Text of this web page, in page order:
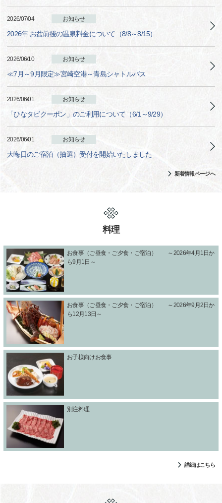
2026/07/04 お知らせ
2026年 お盆前後の温泉料金について（8/8～8/15）
2026/06/10 お知らせ
≪7月～9月限定≫宮崎空港～青島シャトルバス
2026/06/01 お知らせ
「ひなタビクーポン」のご利用について（6/1～9/29）
2026/06/01 お知らせ
大晦日のご宿泊（抽選）受付を開始いたしました
新着情報ページへ
料理
お食事（ご昼食・ご夕食・ご宿泊） ～2026年4月1日か
ら9月1日～
お食事（ご昼食・ご夕食・ご宿泊） ～2026年9月2日か
ら12月13日～
お子様向けお食事
別注料理
詳細はこちら